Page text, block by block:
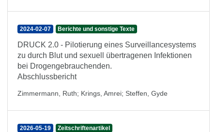
2024-02-07 Berichte und sonstige Texte
DRUCK 2.0 - Pilotierung eines Surveillancesystems
zu durch Blut und sexuell übertragenen Infektionen
bei Drogengebrauchenden.
Abschlussbericht
Zimmermann, Ruth; Krings, Amrei; Steffen, Gyde
2026-05-19 Zeitschriftenartikel